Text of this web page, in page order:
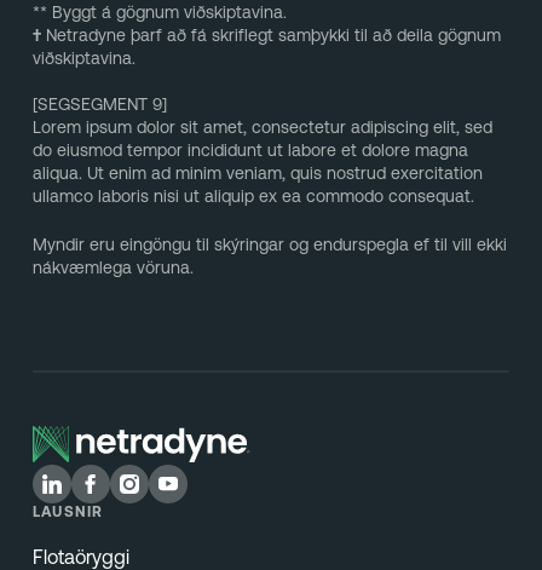
** Byggt á gögnum viðskiptavina.
†Netradyne þarf að fá skriflegt samþykki til að deila gögnum
viðskiptavina.
[SEGSEGMENT 9]
Lorem ipsum dolor sit amet, consectetur adipiscing elit, sed
do eiusmod tempor incididunt ut labore et dolore magna
aliqua. Ut enim ad minim veniam, quis nostrud exercitation
ullamco laboris nisi ut aliquip ex ea commodo consequat.
Myndir eru eingöngu til skýringar og endurspegla ef til vill ekki
nákvæmlega vöruna.
LAUSNIR
Flotaöryggi